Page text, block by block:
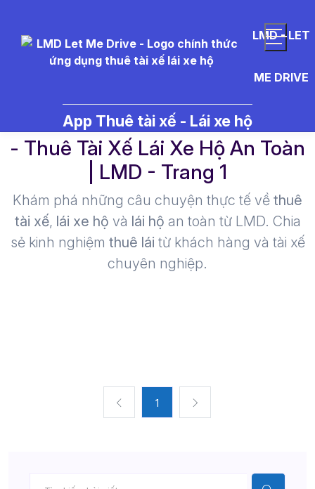
LMD - LET
ME DRIVE
App Thuê tài xế - Lái xe hộ
- Thuê Tài Xế Lái Xe Hộ An Toàn
| LMD - Trang 1​
Khám phá những câu chuyện thực tế về thuê
tài xế, lái xe hộ và lái hộ an toàn từ LMD. Chia
sẻ kinh nghiệm thuê lái từ khách hàng và tài xế
chuyên nghiệp.
1